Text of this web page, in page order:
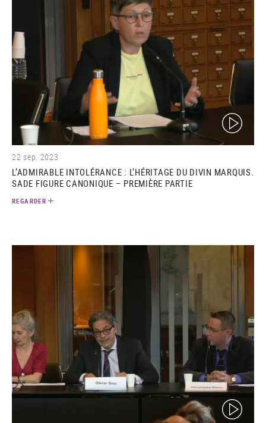
(video)
22 sep. 2023
L’ADMIRABLE INTOLÉRANCE : L’HÉRITAGE DU DIVIN MARQUIS.
SADE FIGURE CANONIQUE – PREMIÈRE PARTIE
REGARDER
(video)